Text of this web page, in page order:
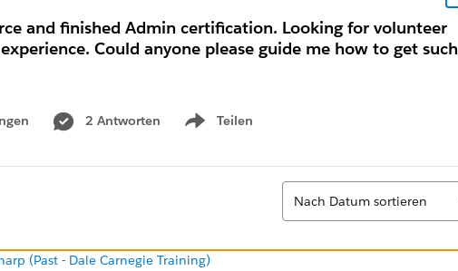
and finished Admin certification. Looking for volunteer
Could anyone please guide me how to get such
2 Antworten Teilen
Show menu
Sortieren
Nach Datum sortieren
(Past - Dale Carnegie Training)